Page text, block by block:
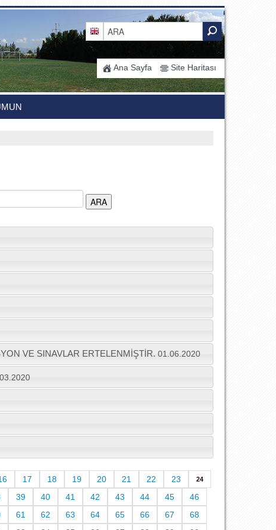
Ana Sayfa Site Haritası
VE SINAVLAR ERTELENMİŞTİR. 01.06.2020
17 18 19 20 21 22 23 24
39 40 41 42 43 44 45
46
61 62 63 64 65 66 67
68